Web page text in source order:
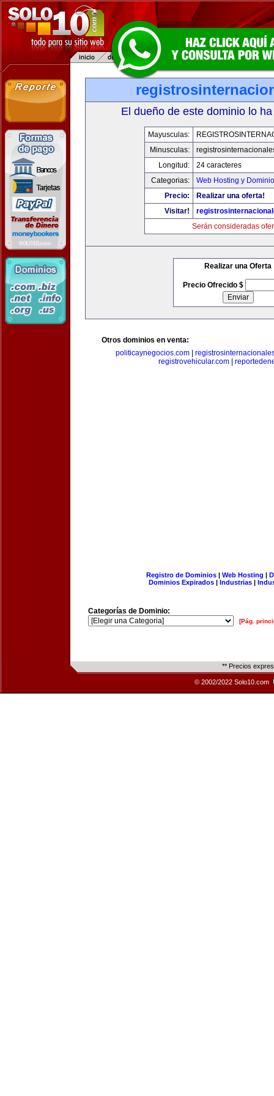
El dueño de este dominio lo
Mayusculas:
Minusculas:
Longitud:
24 caracteres
Categorias:
Web Hosting y
Precio:
Realizar una oferta!
Visitar!
Serán consideradas
Realizar una Oferta
Precio Ofrecido $
Otros dominios en venta:
politicaynegocios.com|
registrovehicular.com
Registro de Dominios| Web Hosting |
Dominios Expirados | Industrias |
Categorías de Dominio:
[Pág.
** Precios
© 2002/2022 Solo10.com